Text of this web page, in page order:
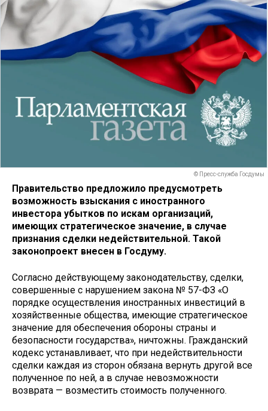
© Пресс-служба Госдумы
Правительство предложило предусмотреть
возможность взыскания с иностранного
инвестора убытков по искам организаций,
имеющих стратегическое значение, в случае
признания сделки недействительной. Такой
законопроект внесен в Госдуму.
Согласно действующему законодательству, сделки,
совершенные с нарушением закона № 57-ФЗ «О
порядке осуществления иностранных инвестиций в
хозяйственные общества, имеющие стратегическое
значение для обеспечения обороны страны и
безопасности государства», ничтожны. Гражданский
кодекс устанавливает, что при недействительности
сделки каждая из сторон обязана вернуть другой все
полученное по ней, а в случае невозможности
возврата — возместить стоимость полученного.